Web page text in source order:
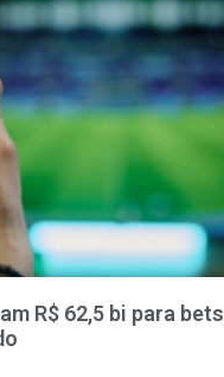
R$ 62,5 bi para bets